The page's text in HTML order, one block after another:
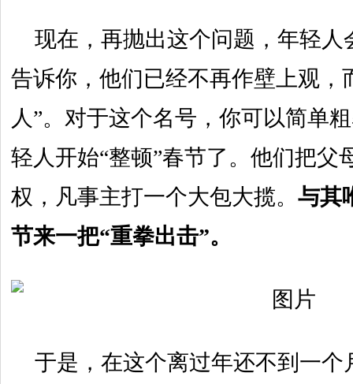
现在，再抛出这个问题，年轻人
告诉你，他们已经不再作壁上观，
人”。对于这个名号，你可以简单
轻人开始“整顿”春节了。他们把父
权，凡事主打一个大包大揽。 与其
节来一把“重拳出击”。
于是，在这个离过年还不到一个